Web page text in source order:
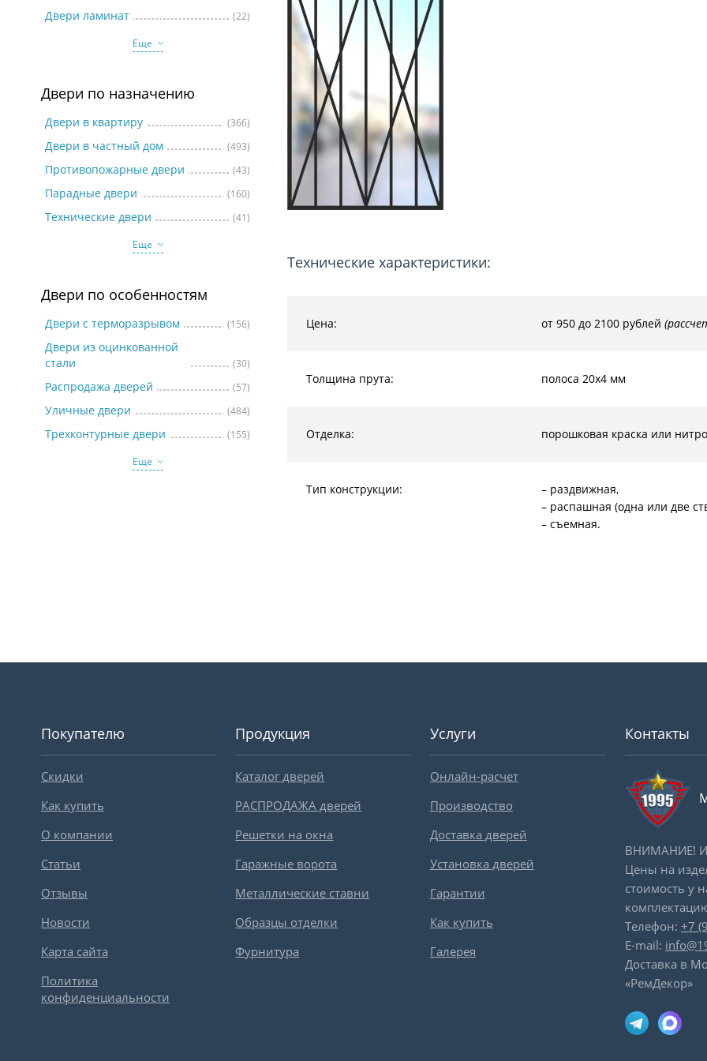
Двери с винилискожей
Двери ламинат
(22)
Еще
Двери по назначению
Двери в квартиру (366)
Двери в частный дом (493)
Противопожарные двери (43)
Парадные двери (160)
Технические двери
(41)
Еще
Двери по особенностям
Двери с терморазрывом (156)
Двери из оцинкованной
стали
(30)
Распродажа дверей (57)
Уличные двери (484)
Трехконтурные двери
(155)
Еще
Технические характеристики:
Цена: от 950 до 2100 рублей
Толщина прута: полоса 20х4 мм
Отделка: порошковая краска или
Тип конструкции:
– раздвижная,
– распашная (одна или две
– съемная.
Покупателю
Скидки
Как купить
О компании
Статьи
Отзывы
Новости
Карта сайта
Политика
конфиденциальности
Продукция
Каталог дверей
РАСПРОДАЖА дверей
Решетки на окна
Гаражные ворота
Металлические ставни
Образцы отделки
Фурнитура
Услуги
Онлайн-расчет
Производство
Доставка дверей
Установка дверей
Гарантии
Как купить
Галерея
Контакты
ВНИМАНИЕ!
Цены на
стоимость у
Телефон: +7
E-mail:
Доставка в
«РемДекор»